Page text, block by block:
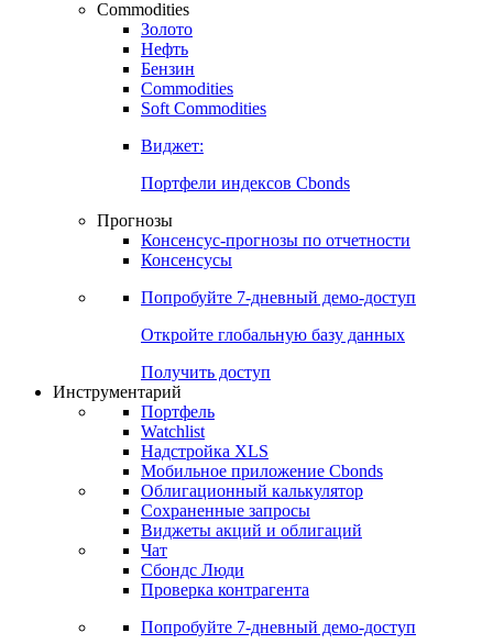
Commodities
Золото
Нефть
Бензин
Commodities
Soft Commodities
Виджет:
Портфели индексов Cbonds
Прогнозы
Консенсус-прогнозы по отчетности
Консенсусы
Попробуйте 7-дневный демо-доступ
Откройте глобальную базу данных
Получить доступ
Инструментарий
Портфель
Watchlist
Надстройка XLS
Мобильное приложение Cbonds
Облигационный калькулятор
Сохраненные запросы
Виджеты акций и облигаций
Чат
Сбондс Люди
Проверка контрагента
Попробуйте 7-дневный демо-доступ